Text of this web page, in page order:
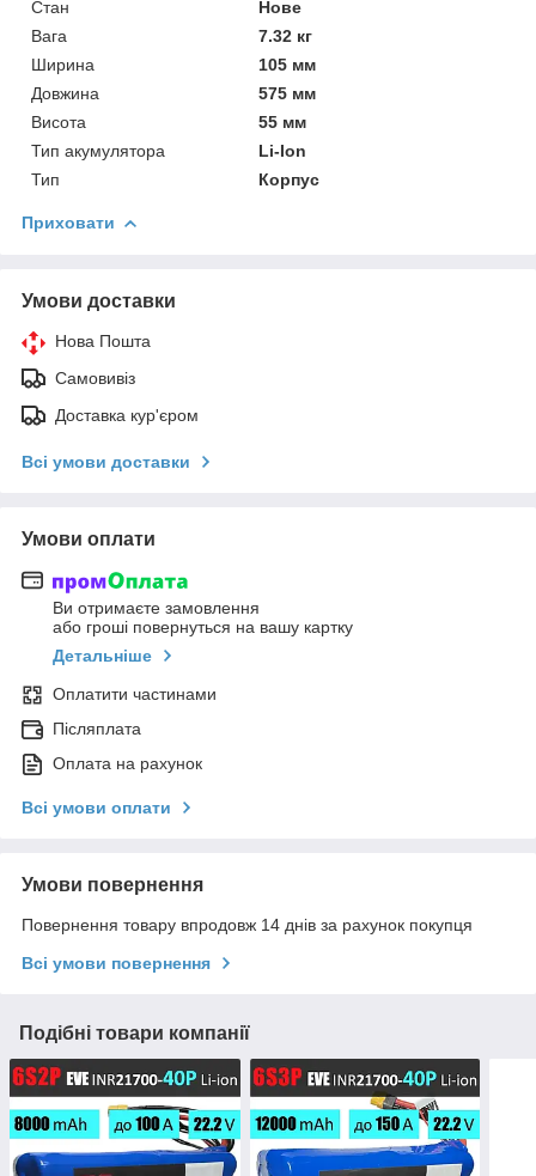
Стан
Нове
Вага
7.32 кг
Ширина
105 мм
Довжина
575 мм
Висота
55 мм
Тип акумулятора
Li-Ion
Тип
Корпус
Приховати
Умови доставки
Нова Пошта
Самовивіз
Доставка кур'єром
Всі умови доставки
Умови оплати
Ви отримаєте замовлення
або гроші повернуться на вашу картку
Детальніше
Оплатити частинами
Післяплата
Оплата на рахунок
Всі умови оплати
Умови повернення
Повернення товару впродовж 14 днів за рахунок покупця
Всі умови повернення
Подібні товари компанії